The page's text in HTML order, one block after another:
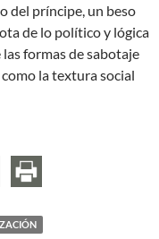
del príncipe, un beso
de lo político y lógica
formas de sabotaje
la textura social
desde abajo